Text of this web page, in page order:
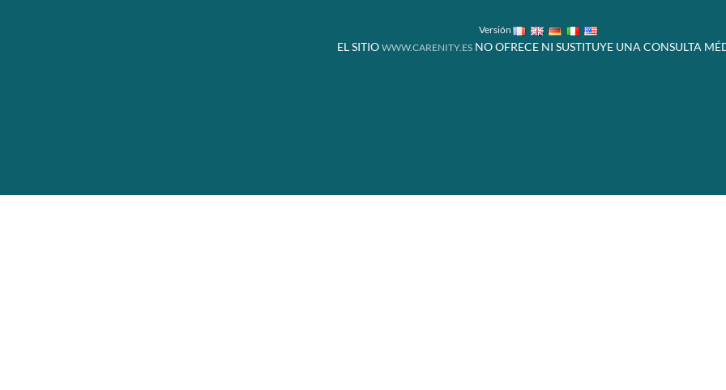
Versión
EL SITIO WWW.CARENITY.ES NO OFRECE NI SUSTITUYE UNA CONSULTA